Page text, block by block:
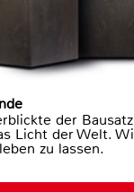
der
Licht der Welt.
zu lassen.